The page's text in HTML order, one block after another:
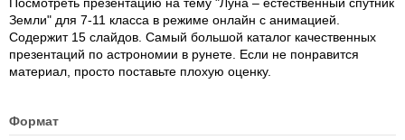
Земли" для 7-11 класса в режиме онлайн с анимацией.
Содержит 15 слайдов. Самый большой каталог качественных
презентаций по астрономии в рунете. Если не понравится
материал, просто поставьте плохую оценку.
Формат